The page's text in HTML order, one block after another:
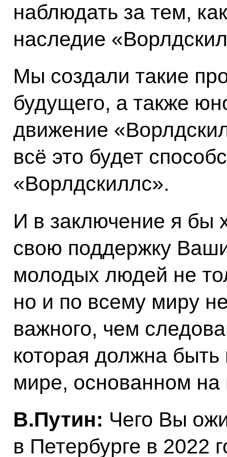
наблюдать за тем,
наследие
Мы создали такие
будущего, а также
движение
всё это будет
«Ворлдскиллс».
И в заключение я бы
свою поддержку
молодых людей не
но и по всему миру
важного, чем
которая должна
мире, основанном на
В.Путин: Чего Вы
в Петербурге в 2022